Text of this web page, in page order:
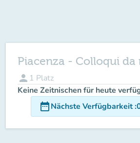
Piacenza - Colloqui da
person 1 Platz
Keine Zeitnischen für heute
date_rangeNächste Verfügbarkeit: